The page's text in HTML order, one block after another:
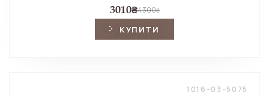
3010₴4300₴
КУПИТИ
1016-03-5075